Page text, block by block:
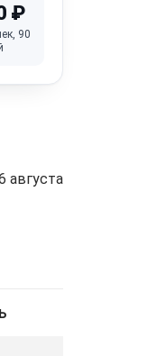
₽
90
августа